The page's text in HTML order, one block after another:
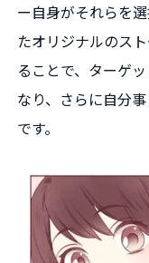
ー自身がそれらを
たオリジナルのス
ることで、ターゲ
なり、さらに自分
です。